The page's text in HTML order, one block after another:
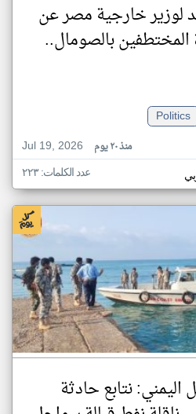
لوزير خارجية مصر عن
المختطفين بالصومال..
Politics
Jul 19, 2026
منذ ٢٠ يوم
عدد الكلمات: ٢٢٣
نتابع حادثة